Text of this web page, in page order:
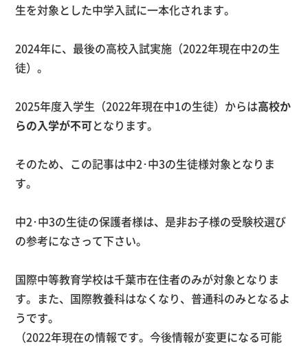
生を対象とした中学入試に一本化されます。
2024年に、最後の高校入試実施（2022年現在中2の生
徒）。
2025年度入学生（2022年現在中1の生徒）からは高校か
らの入学が不可となります。
そのため、この記事は中2･中3の生徒様対象となりま
す。
中2･中3の生徒の保護者様は、是非お子様の受験校選び
の参考になさって下さい。
国際中等教育学校は千葉市在住者のみが対象となりま
す。また、国際教養科はなくなり、普通科のみとなるよ
うです。
（2022年現在の情報です。今後情報が変更になる可能